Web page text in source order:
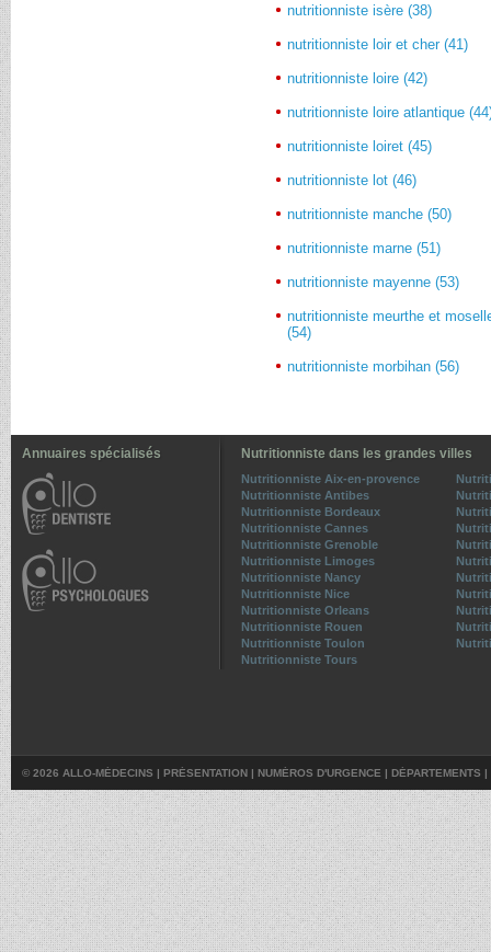
nutritionniste isère (38)
nutritionniste loir et cher (41)
nutritionniste loire (42)
nutritionniste loire atlantique
nutritionniste loiret (45)
nutritionniste lot (46)
nutritionniste manche (50)
nutritionniste marne (51)
nutritionniste mayenne (53)
nutritionniste meurthe et
(54)
nutritionniste morbihan (56)
Annuaires spécialisés Nutritionniste dans les grandes villes
Nutritionniste Aix-en-provence
Nutritionniste Antibes
Nutritionniste Bordeaux
Nutritionniste Cannes
Nutritionniste Grenoble
Nutritionniste Limoges
Nutritionniste Nancy
Nutritionniste Nice
Nutritionniste Orleans
Nutritionniste Rouen
Nutritionniste Toulon
Nutritionniste Tours
© 2026 ALLO-MÉDECINS | PRÉSENTATION | NUMÉROS D'URGENCE | DÉPARTEMENTS |